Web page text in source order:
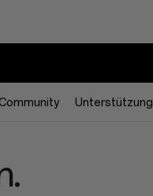
Unterstützung